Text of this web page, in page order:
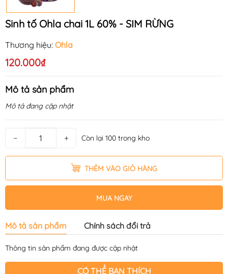
Sinh tố Ohla chai 1L 60% - SIM RỪNG
Thương hiệu: Ohla
120.000₫
Mô tả sản phẩm
Mô tả đang cập nhật
− + Còn lại 100 trong kho
THÊM VÀO GIỎ HÀNG
MUA NGAY
Mô tả sản phẩm Chính sách đổi trả
Thông tin sản phẩm đang được cập nhật
CÓ THỂ BẠN THÍCH